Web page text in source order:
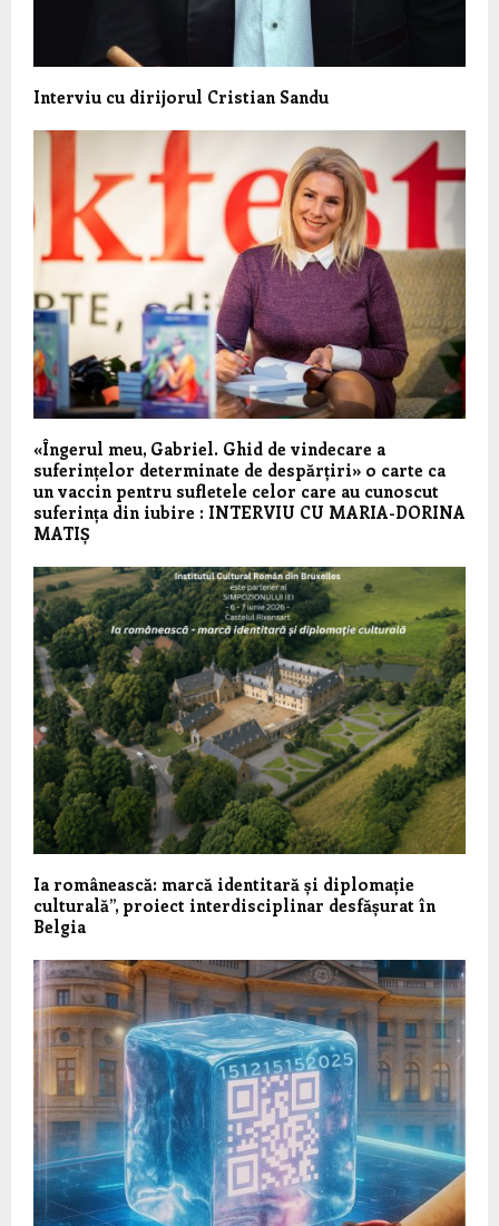
Interviu cu dirijorul Cristian Sandu
«Îngerul meu, Gabriel. Ghid de vindecare a
suferințelor determinate de despărțiri» o carte ca
un vaccin pentru sufletele celor care au cunoscut
suferința din iubire : INTERVIU CU MARIA-DORINA
MATIȘ
Ia românească: marcă identitară și diplomație
culturală”, proiect interdisciplinar desfășurat în
Belgia